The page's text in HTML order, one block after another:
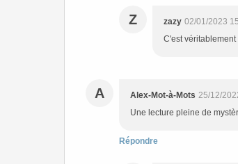
Z zazy 02/01/2023
C'est
A Alex-Mot-à-Mots 25/12/
Une lecture pleine de
Répondre